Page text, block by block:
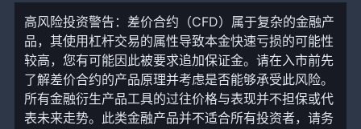
高风险投资警告：差价合约（CFD）属于复杂的金融产
品，其使用杠杆交易的属性导致本金快速亏损的可能性
较高，您有可能因此被要求追加保证金。请在入市前先
了解差价合约的产品原理并考虑是否能够承受此风险。
所有金融衍生产品工具的过往价格与表现并不担保或代
表未来走势。此类金融产品并不适合所有投资者，请务